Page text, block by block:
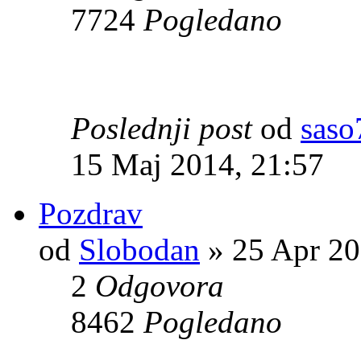
7724 Pogledano
Poslednji post od
15 Maj 2014, 21:57
Pozdrav
od Slobodan » 25 Apr
2 Odgovora
8462 Pogledano